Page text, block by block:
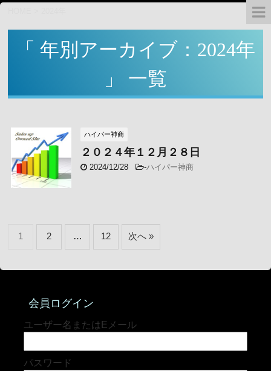
「 年別アーカイブ：2024年
」 一覧
ハイパー神商
２０２４年１２月２８日
2024/12/28 -ハイパー神商
1 2 … 12 次へ »
会員ログイン
パスワード